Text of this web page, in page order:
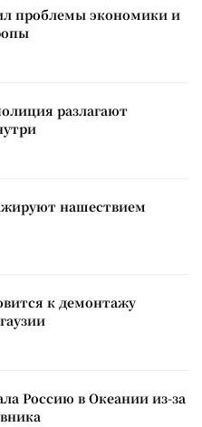
проблемы экономики и
разлагают
нашествием
к демонтажу
Россию в Океании из-за